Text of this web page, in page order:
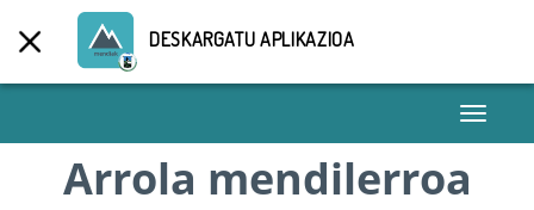
DESKARGATU APLIKAZIOA
Toggle
Arrola mendilerroa